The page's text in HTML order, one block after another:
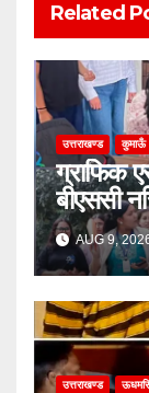
Related
उत्तराखण्ड कुमाऊँ
ग्राफिक
बीएससी
AUG 9,
उत्तराखण्ड